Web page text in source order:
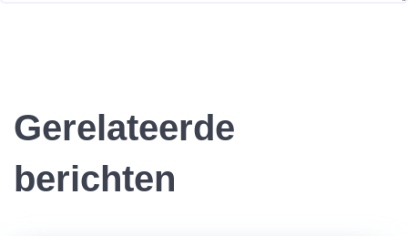
Gerelateerde
berichten